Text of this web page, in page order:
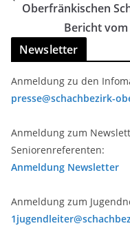
Oberfränkischen
Bericht vom
Newsletter
Anmeldung zu den
presse@schachbezirk-
Anmeldung zum
Seniorenreferenten:
Anmeldung Newsletter
Anmeldung zum